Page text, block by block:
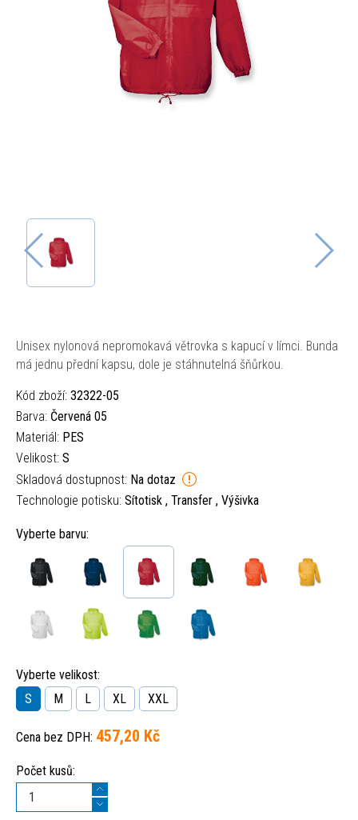
Unisex nylonová nepromokavá větrovka s kapucí v límci. Bunda
má jednu přední kapsu, dole je stáhnutelná šňůrkou.
Kód zboží: 32322-05
Barva: Červená 05
Materiál: PES
Velikost: S
Skladová dostupnost: Na dotaz
Technologie potisku: Sítotisk , Transfer , Výšivka
Vyberte barvu:
Vyberte velikost:
S
M L XL XXL
Cena bez DPH: 457,20 Kč
Počet kusů: